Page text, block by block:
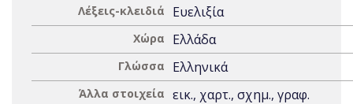
Λέξεις-κλειδιά Ευελιξία
Χώρα Ελλάδα
Γλώσσα Ελληνικά
Άλλα στοιχεία εικ., χαρτ., σχημ., γραφ.